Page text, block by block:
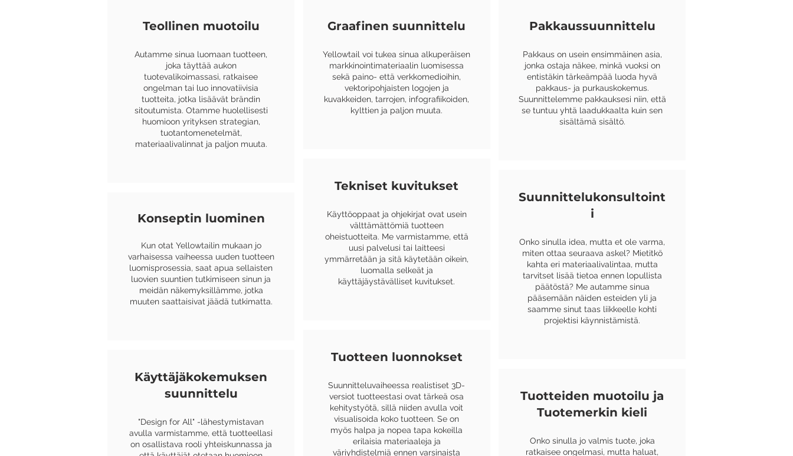
Teollinen muotoilu
Autamme sinua luomaan tuotteen,
joka täyttää aukon
tuotevalikoimassasi, ratkaisee
ongelman tai luo innovatiivisia
tuotteita, jotka lisäävät brändin
sitoutumista. Otamme huolellisesti
huomioon yrityksen strategian,
tuotantomenetelmät,
materiaalivalinnat ja paljon muuta.
Konseptin luominen
Kun otat Yellowtailin mukaan jo
varhaisessa vaiheessa uuden tuotteen
luomisprosessia, saat apua sellaisten
luovien suuntien tutkimiseen sinun ja
meidän näkemyksillämme, jotka
muuten saattaisivat jäädä tutkimatta.
Käyttäjäkokemuksen
suunnittelu
"Design for All" -lähestymistavan
avulla varmistamme, että tuotteellasi
on osallistava rooli yhteiskunnassa ja
Graafinen suunnittelu
Yellowtail voi tukea sinua alkuperäisen
markkinointimateriaalin luomisessa
sekä paino- että verkkomedioihin,
vektoripohjaisten logojen ja
kuvakkeiden, tarrojen, infografiikoiden,
kylttien ja paljon muuta.
Tekniset kuvitukset
Käyttöoppaat ja ohjekirjat ovat usein
välttämättömiä tuotteen
oheistuotteita. Me varmistamme, että
uusi palvelusi tai laitteesi
ymmärretään ja sitä käytetään oikein,
luomalla selkeät ja
käyttäjäystävälliset kuvitukset.
Tuotteen luonnokset
Suunnitteluvaiheessa realistiset 3D-
versiot tuotteestasi ovat tärkeä osa
kehitystyötä, sillä niiden avulla voit
visualisoida koko tuotteen. Se on
myös halpa ja nopea tapa kokeilla
erilaisia materiaaleja ja
väriyhdistelmiä ennen varsinaista
Pakkaussuunnittelu
Pakkaus on usein ensimmäinen asia,
jonka ostaja näkee, minkä vuoksi on
entistäkin tärkeämpää luoda hyvä
pakkaus- ja purkauskokemus.
Suunnittelemme pakkauksesi niin, että
se tuntuu yhtä laadukkaalta kuin sen
sisältämä sisältö.
Suunnittelukonsultoint
i
Onko sinulla idea, mutta et ole varma,
miten ottaa seuraava askel? Mietitkö
kahta eri materiaalivalintaa, mutta
tarvitset lisää tietoa ennen lopullista
päätöstä? Me autamme sinua
pääsemään näiden esteiden yli ja
saamme sinut taas liikkeelle kohti
projektisi käynnistämistä.
Tuotteiden muotoilu ja
Tuotemerkin kieli
Onko sinulla jo valmis tuote, joka
ratkaisee ongelmasi, mutta haluat,